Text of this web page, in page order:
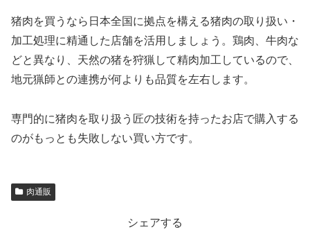
猪肉を買うなら日本全国に拠点を構える猪肉の取り扱い・
加工処理に精通した店舗を活用しましょう。鶏肉、牛肉な
どと異なり、天然の猪を狩猟して精肉加工しているので、
地元猟師との連携が何よりも品質を左右します。
専門的に猪肉を取り扱う匠の技術を持ったお店で購入する
のがもっとも失敗しない買い方です。
肉通販
シェアする